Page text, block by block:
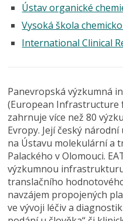
Ústav organické
Vysoká škola
International Clinical
Panevropská výzkumná
(European Infrastructure
zahrnuje více než 80
Evropy. Její český
na Ústavu molekulární a
Palackého v Olomouci.
výzkumnou
translačního
navzájem propojených
ve vývoji léčiv a